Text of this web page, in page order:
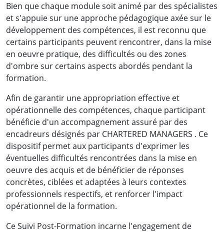
Bien que chaque module soit animé par des spécialistes
et s'appuie sur une approche pédagogique axée sur le
développement des compétences, il est reconnu que
certains participants peuvent rencontrer, dans la mise
en oeuvre pratique, des difficultés ou des zones
d'ombre sur certains aspects abordés pendant la
formation.
Afin de garantir une appropriation effective et
opérationnelle des compétences, chaque participant
bénéficie d'un accompagnement assuré par des
encadreurs désignés par CHARTERED MANAGERS . Ce
dispositif permet aux participants d'exprimer les
éventuelles difficultés rencontrées dans la mise en
oeuvre des acquis et de bénéficier de réponses
concrètes, ciblées et adaptées à leurs contextes
professionnels respectifs, et renforcer l'impact
opérationnel de la formation.
Ce Suivi Post-Formation incarne l'engagement de